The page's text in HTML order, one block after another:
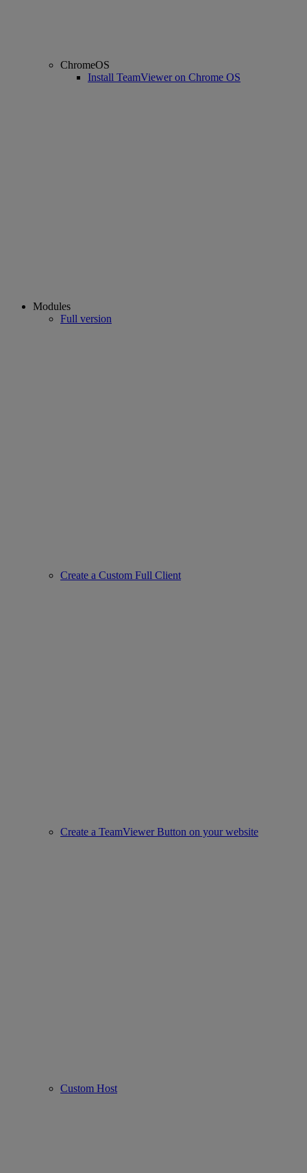
ChromeOS
Install TeamViewer on Chrome OS
Modules
Full version
Create a Custom Full Client
Create a TeamViewer Button on your website
Custom Host